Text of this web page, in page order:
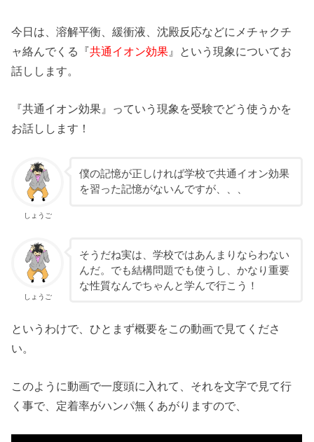
今日は、溶解平衡、緩衝液、沈殿反応などにメチャクチ
ャ絡んでくる『共通イオン効果 』という現象についてお
話しします。
『共通イオン効果』っていう現象を受験でどう使うかを
お話しします！
しょうご
僕の記憶が正しければ学校で共通イオン効果
を習った記憶がないんですが、、、
しょうご
そうだね実は、学校ではあんまりならわない
んだ。でも結構問題でも使うし、かなり重要
な性質なんでちゃんと学んで行こう！
というわけで、ひとまず概要をこの動画で見てくださ
い。
このように動画で一度頭に入れて、それを文字で見て行
く事で、定着率がハンパ無くあがりますので、